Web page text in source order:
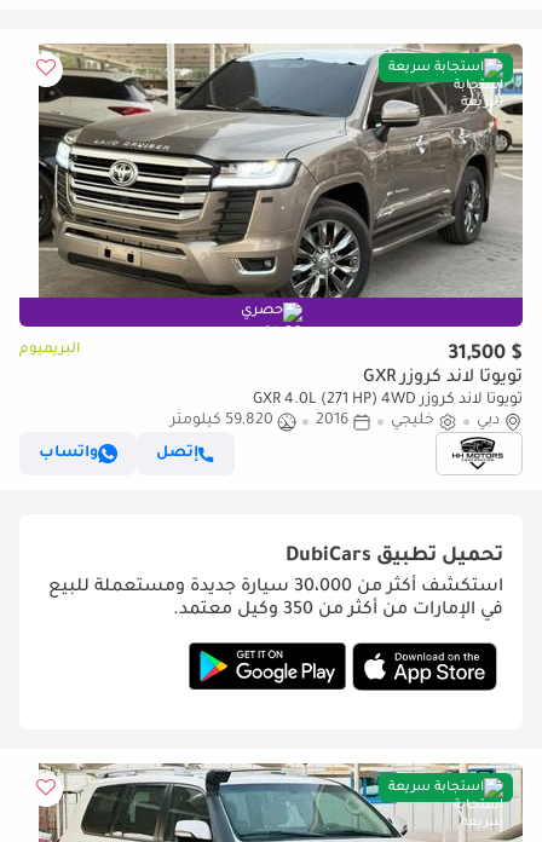
استجابة سريعة
حصري
$ 31,500 البريميوم
تويوتا لاند كروزر GXR
تويوتا لاند كروزر GXR 4.0L (271 HP) 4WD
دبي
خليجي 2016
59,820 كيلومتر
إتصل
واتساب
تحميل تطبيق DubiCars
استكشف أكثر من 30،000 سيارة جديدة ومستعملة للبيع
في الإمارات من أكثر من 350 وكيل معتمد.
استجابة سريعة